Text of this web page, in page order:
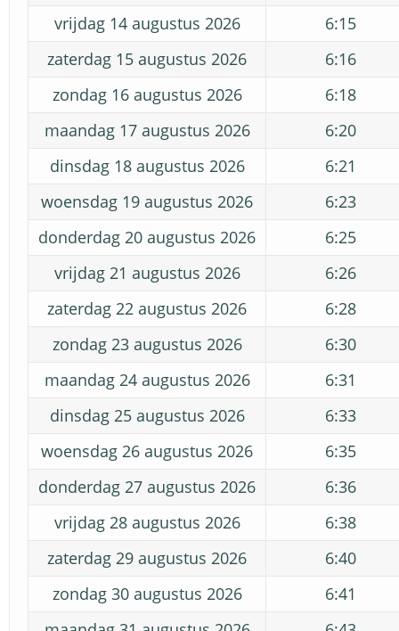
vrijdag 14 augustus 2026
6:15
zaterdag 15 augustus 2026
6:16
zondag 16 augustus 2026
6:18
maandag 17 augustus 2026
6:20
dinsdag 18 augustus 2026
6:21
woensdag 19 augustus 2026
6:23
donderdag 20 augustus 2026
6:25
vrijdag 21 augustus 2026
6:26
zaterdag 22 augustus 2026
6:28
zondag 23 augustus 2026
6:30
maandag 24 augustus 2026
6:31
dinsdag 25 augustus 2026
6:33
woensdag 26 augustus 2026
6:35
donderdag 27 augustus 2026
6:36
vrijdag 28 augustus 2026
6:38
zaterdag 29 augustus 2026
6:40
zondag 30 augustus 2026
6:41